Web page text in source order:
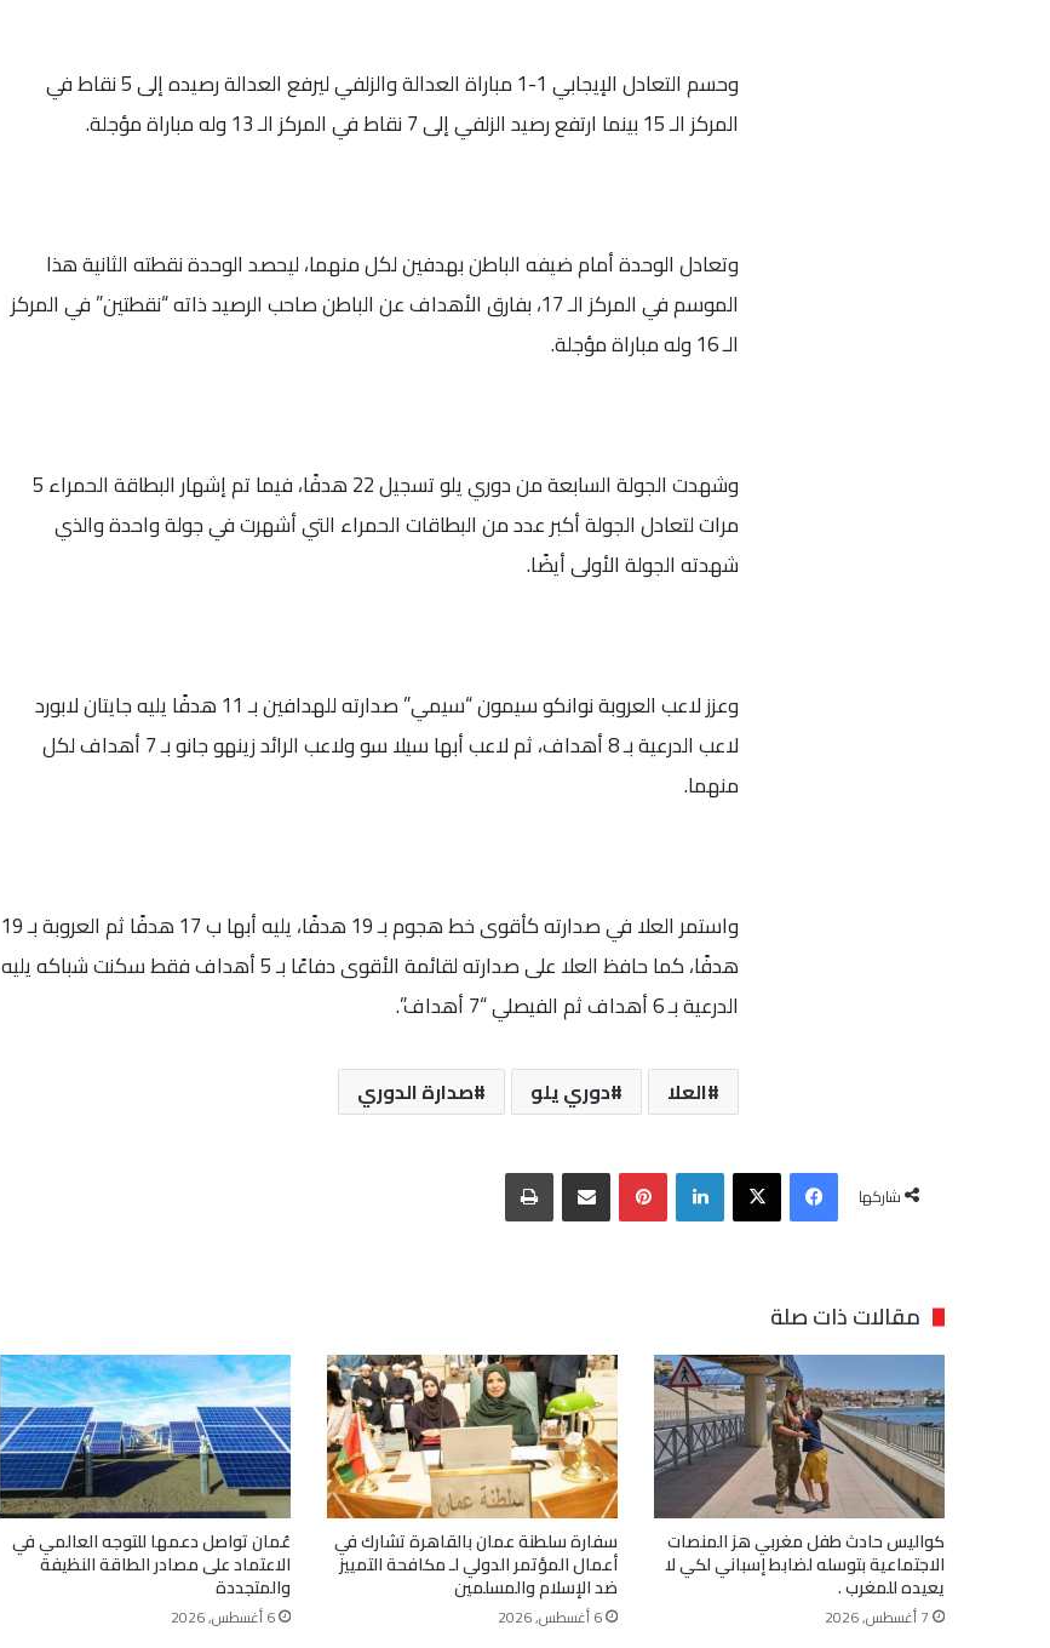
وحسم التعادل الإيجابي 1-1 مباراة العدالة والزلفي ليرفع العدالة رصيده إلى 5 نقاط في
المركز الـ 15 بينما ارتفع رصيد الزلفي إلى 7 نقاط في المركز الـ 13 وله مباراة مؤجلة.
وتعادل الوحدة أمام ضيفه الباطن بهدفين لكل منهما، ليحصد الوحدة نقطته الثانية هذا
الموسم في المركز الـ 17، بفارق الأهداف عن الباطن صاحب الرصيد ذاته “نقطتين” في المركز
الـ 16 وله مباراة مؤجلة.
وشهدت الجولة السابعة من دوري يلو تسجيل 22 هدفًا، فيما تم إشهار البطاقة الحمراء 5
مرات لتعادل الجولة أكبر عدد من البطاقات الحمراء التي أشهرت في جولة واحدة والذي
شهدته الجولة الأولى أيضًا.
وعزز لاعب العروبة نوانكو سيمون “سيمي” صدارته للهدافين بـ 11 هدفًا يليه جايتان لابورد
لاعب الدرعية بـ 8 أهداف، ثم لاعب أبها سيلا سو ولاعب الرائد زينهو جانو بـ 7 أهداف لكل
منهما.
واستمر العلا في صدارته كأقوى خط هجوم بـ 19 هدفًا، يليه أبها ب 17 هدفًا ثم العروبة بـ 19
هدفًا، كما حافظ العلا على صدارته لقائمة الأقوى دفاعًا بـ 5 أهداف فقط سكنت شباكه يليه
الدرعية بـ 6 أهداف ثم الفيصلي “7 أهداف”.
العلا دوري يلو صدارة الدوري
شاركها
فيسبوك‫X لينكدإن بينتيريستمشاركة عبر البريد طباعة
مقالات ذات صلة
كواليس حادث طفل مغربي هز المنصات
الاجتماعية بتوسله لضابط إسباني لكي لا
يعيده للمغرب .
7 أغسطس, 2026
سفارة سلطنة عمان بالقاهرة تشارك في
أعمال المؤتمر الدولي لـ مكافحة التمييز
ضد الإسلام والمسلمين
6 أغسطس, 2026
عُمان تواصل دعمها للتوجه العالمي في
الاعتماد على مصادر الطاقة النظيفة
والمتجددة
6 أغسطس, 2026